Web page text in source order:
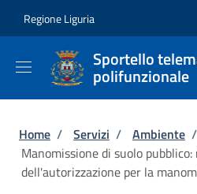
Regione Liguria
Sportello
polifunzionale
Briciole di pane
Home / Servizi / Ambiente /
Manomissione di suolo
dell'autorizzazione per la